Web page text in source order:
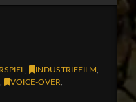
, INDUSTRIEFILM,
, VOICE-OVER,